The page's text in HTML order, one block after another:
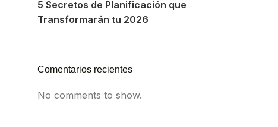
5 Secretos de Planificación que
Transformarán tu 2026
Comentarios recientes
No comments to show.